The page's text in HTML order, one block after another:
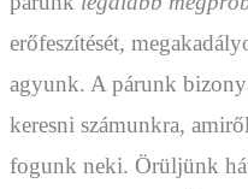
erőfeszítését,
agyunk. A párunk
keresni számunkra,
fogunk neki. Örüljünk